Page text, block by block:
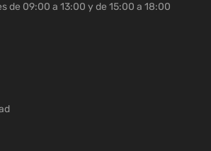
de 09:00 a 13:00 y de 15:00 a 18:00